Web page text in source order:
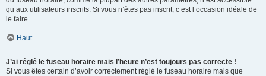
qu’aux utilisateurs inscrits. Si vous n’êtes pas inscrit, c’est l’occasion idéale de
le faire.
Haut
J’ai réglé le fuseau horaire mais l’heure n’est toujours pas correcte !
Si vous êtes certain d’avoir correctement réglé le fuseau horaire mais que